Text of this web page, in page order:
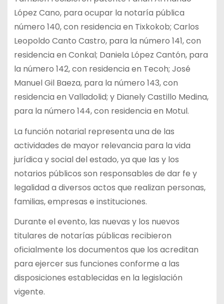
López Cano, para ocupar la notaría pública
número 140, con residencia en Tixkokob; Carlos
Leopoldo Canto Castro, para la número 141, con
residencia en Conkal; Daniela López Cantón, para
la número 142, con residencia en Tecoh; José
Manuel Gil Baeza, para la número 143, con
residencia en Valladolid; y Dianely Castillo Medina,
para la número 144, con residencia en Motul.
La función notarial representa una de las
actividades de mayor relevancia para la vida
jurídica y social del estado, ya que las y los
notarios públicos son responsables de dar fe y
legalidad a diversos actos que realizan personas,
familias, empresas e instituciones.
Durante el evento, las nuevas y los nuevos
titulares de notarías públicas recibieron
oficialmente los documentos que los acreditan
para ejercer sus funciones conforme a las
disposiciones establecidas en la legislación
vigente.